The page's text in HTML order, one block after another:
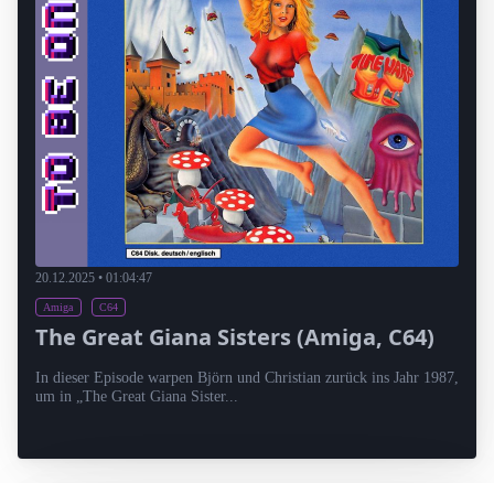
20.12.2025 • 01:04:47
Amiga C64
The Great Giana Sisters (Amiga, C64)
In dieser Episode warpen Björn und Christian zurück ins Jahr 1987,
um in „The Great Giana Sister...